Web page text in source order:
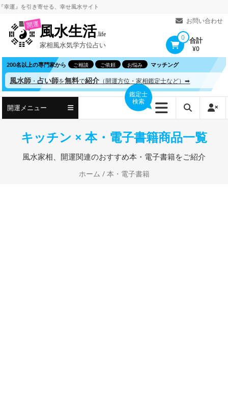
コ
ツ
へ
ス
ッ
を引き寄せる、幸せ風水サイト
お問い合わせ
開運風水生活.life
家相風水気学方位占い
0 合計
¥0
200名以上の専門家から ご相談 ご依頼 お悩み マッチング
風水師 ・占い師を無料で紹介 （開運方位・家相鑑定士など）➡
開運メニュー
鑑定士
検索
キッチン × 本・電子書籍商品一覧
風水家相、開運関連のおすすめ本・電子書籍をご紹介
ホーム / 本・電子書籍